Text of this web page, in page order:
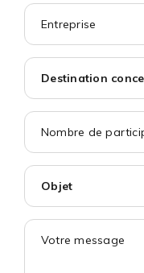
Destination
Objet